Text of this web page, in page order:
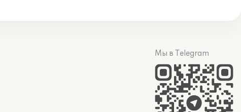
Мы в Telegram